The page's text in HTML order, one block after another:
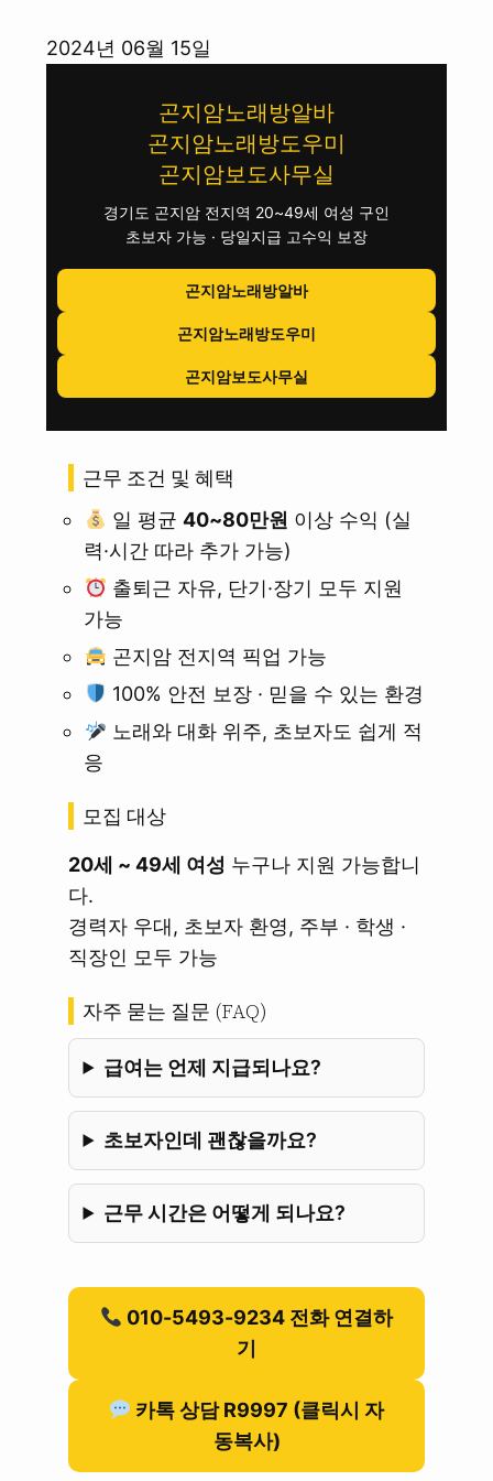
2024년 06월 15일
곤지암노래방알바
곤지암노래방도우미
곤지암보도사무실
경기도 곤지암 전지역 20~49세 여성 구인
초보자 가능 · 당일지급 고수익 보장
곤지암노래방알바
곤지암노래방도우미
곤지암보도사무실
근무 조건 및 혜택
일 평균 40~80만원 이상 수익 (실
력·시간 따라 추가 가능)
출퇴근 자유, 단기·장기 모두 지원
가능
곤지암 전지역 픽업 가능
100% 안전 보장 · 믿을 수 있는 환경
노래와 대화 위주, 초보자도 쉽게 적
응
모집 대상
20세 ~ 49세 여성 누구나 지원 가능합니
다.
경력자 우대, 초보자 환영, 주부 · 학생 ·
직장인 모두 가능
자주 묻는 질문 (FAQ)
급여는 언제 지급되나요?
초보자인데 괜찮을까요?
근무 시간은 어떻게 되나요?
010-5493-9234 전화 연결하
기
카톡 상담 R9997 (클릭시 자
동복사)